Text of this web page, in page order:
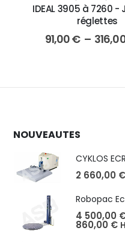
IDEAL 3905 à 7260 -
réglettes
91,00€ –
NOUVEAUTES
2 660,00 €
4 500,00
860,00 €